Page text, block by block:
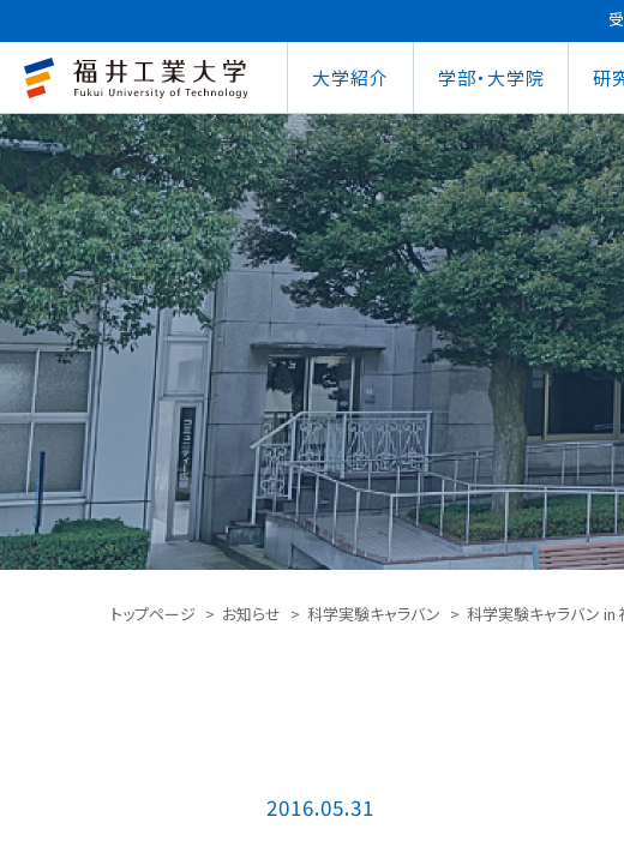
大学紹介
大学概要教育情報の公表
大学概要
教育情報の公表
学びの特色
教員紹介
キャンパス案内
図書館
第62回大学祭
式辞集
学部・大学院
工学部
電気電子情報工学科
機械工学科
建築土木工学科
原子力技術応用工学科
環境学部
環境食品応用化学科
デザイン学科
研
地域連携研究推進センター研究シーズ紹介
地域連携研究推進センター
教育研究業績情報
研究シーズ紹介
研究紀要
外国人研究者招へい・受
自治体との連携FUT公開講座
自治体との連携
FUT公開講座
出前講義・出前実験
未来塾 講演会
科学実験キャラバン
ロボット事
FUTブラス
スポーツ教
その他活動
活動レポー
インターナショナルセンターOCPS
海外留学プログラム
インターナショナルセ
国際交流
海外留学プログラム（
文化交流
【重要】海外へ渡航す
キャリアセンター就職実績
キャリアセンター
就職⽀援プログラム
インターンシップ
就職実績
資格取得
就職⽀援ナビ
企業の方へ
求人・説明会
キャリアセンタ
学費等納⼊⾦在学⽣向け奨学⾦
学費等納⼊⾦
在学⽣向け奨学⾦
受験⽣向け奨学⾦
⽇本学⽣⽀援機構奨学⾦ 給付奨学⾦
⽇本学⽣⽀援機構奨学⾦ 貸与奨学⾦
寮・下宿のご案内SSLプロジェクト
学⽣⽣活⽀援室
学習⽀援室
情報メディアセンター
SSLプロジェクト
学⽣保険
医務
障害
寮・
クラ
学習管理システム（manaba）WEBシラバス
学習管理システム（
学生ポータルシステム（学
WEBシラバス
トップページ お知らせ 科学実験キャラバン 科学実験キャラバン in
2016.05.31